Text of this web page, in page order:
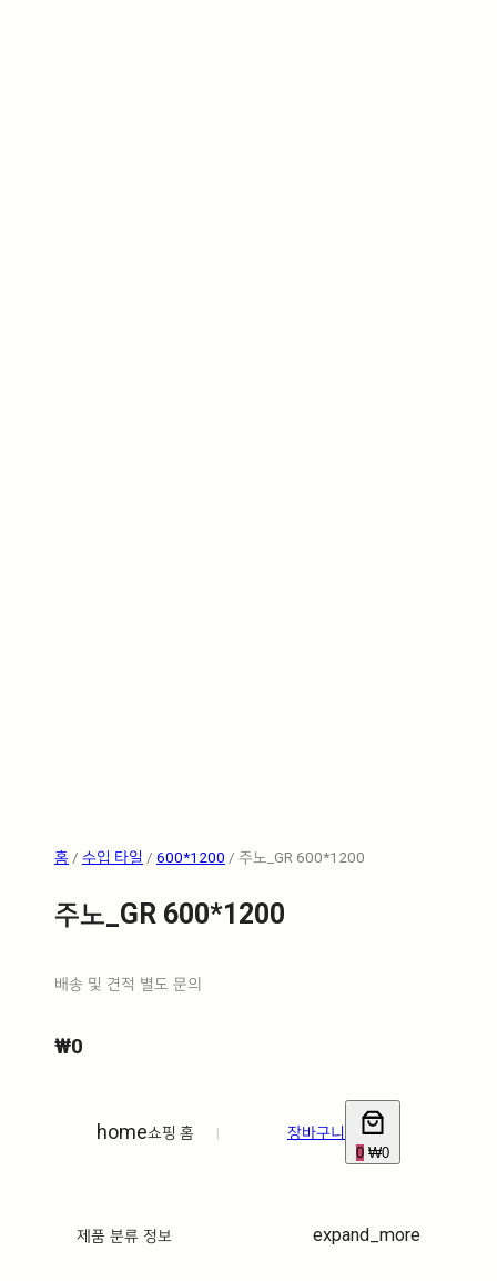
홈/ 수입 타일 / 600*1200 / 주노_GR 600*1200
주노_GR 600*1200
배송 및 견적 별도 문의
₩0
home쇼핑 홈 | 장바구니
0 ₩0
제품 분류 정보 expand_more